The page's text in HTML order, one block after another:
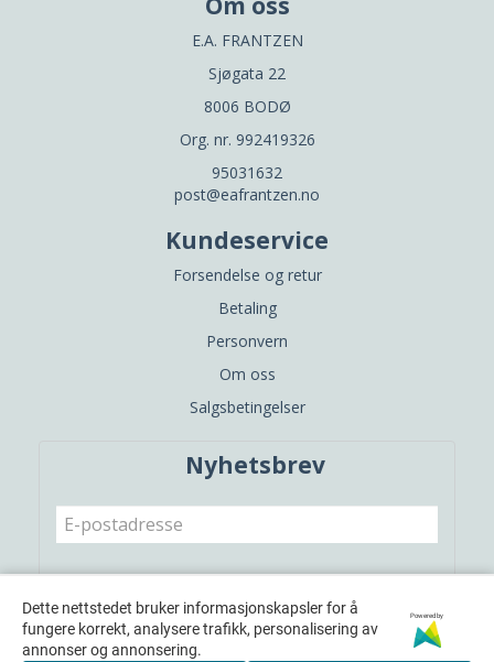
E.A. FRANTZEN
Sjøgata 22
8006 BODØ
Org. nr. 992419326
95031632
post@eafrantzen.no
Kundeservice
Forsendelse og retur
Betaling
Personvern
Om oss
Salgsbetingelser
Nyhetsbrev
Dette nettstedet bruker informasjonskapsler for å
fungere korrekt, analysere trafikk, personalisering av
annonser og annonsering.
Powered by